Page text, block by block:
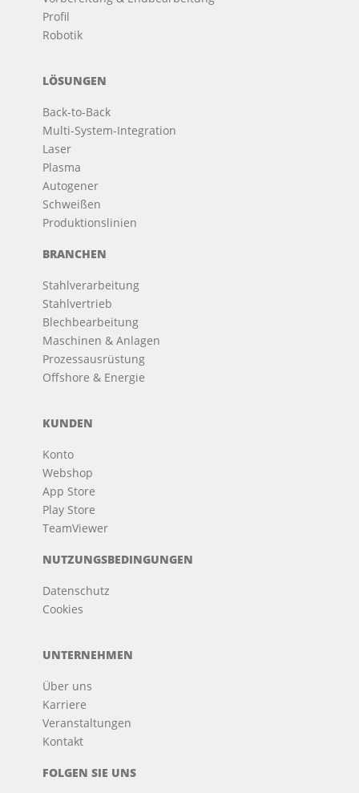
Profil
Robotik
LÖSUNGEN
Back-to-Back
Multi-System-Integration
Laser
Plasma
Autogener
Schweißen
Produktionslinien
BRANCHEN
Stahlverarbeitung
Stahlvertrieb
Blechbearbeitung
Maschinen & Anlagen
Prozessausrüstung
Offshore & Energie
KUNDEN
Konto
Webshop
App Store
Play Store
TeamViewer
NUTZUNGSBEDINGUNGEN
Datenschutz
Cookies
UNTERNEHMEN
Über uns
Karriere
Veranstaltungen
Kontakt
FOLGEN SIE UNS